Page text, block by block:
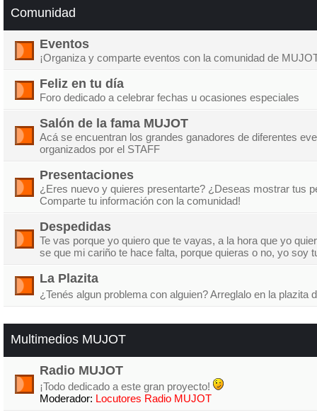
Comunidad
Eventos
¡Organiza y comparte eventos con la comunidad de
Feliz en tu día
Foro dedicado a celebrar fechas u ocasiones especiales
Salón de la fama MUJOT
Acá se encuentran los grandes ganadores de diferentes
organizados por el STAFF
Presentaciones
¿Eres nuevo y quieres presentarte? ¿Deseas mostrar tus
Comparte tu información con la comunidad!
Despedidas
Te vas porque yo quiero que te vayas, a la hora que yo
se que mi cariño te hace falta, porque quieras o no, yo soy
La Plazita
¿Tenés algun problema con alguien? Arreglalo en la plazita
Multimedios MUJOT
Radio MUJOT
¡Todo dedicado a este gran proyecto!
Moderador: Locutores Radio MUJOT